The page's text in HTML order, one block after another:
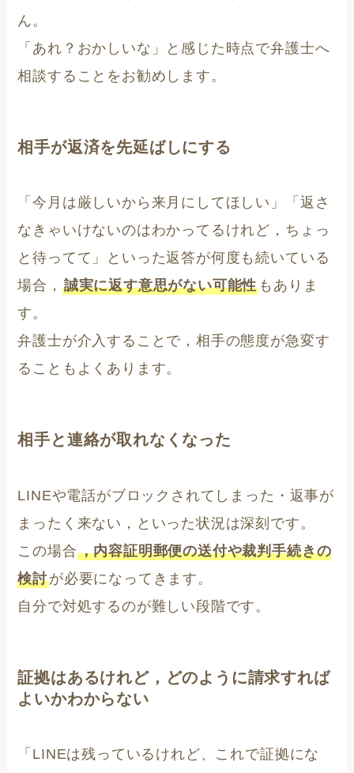
ん。
「あれ？おかしいな」と感じた時点で弁護士へ
相談することをお勧めします。
相手が返済を先延ばしにする
「今月は厳しいから来月にしてほしい」「返さ
なきゃいけないのはわかってるけれど，ちょっ
と待ってて」といった返答が何度も続いている
場合， 誠実に返す意思がない可能性 もありま
す。
弁護士が介入することで，相手の態度が急変す
ることもよくあります。
相手と連絡が取れなくなった
LINEや電話がブロックされてしまった・返事が
まったく来ない，といった状況は深刻です。
この場合，内容証明郵便の送付や裁判手続きの
検討が必要になってきます。
自分で対処するのが難しい段階です。
証拠はあるけれど，どのように請求すれば
よいかわからない
「LINEは残っているけれど、これで証拠にな